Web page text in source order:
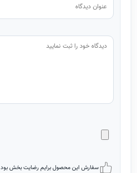
سفارش این محصول برایم رضایت بخش بود